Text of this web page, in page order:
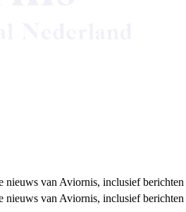
nieuws van Aviornis, inclusief
nieuws van Aviornis, inclusief